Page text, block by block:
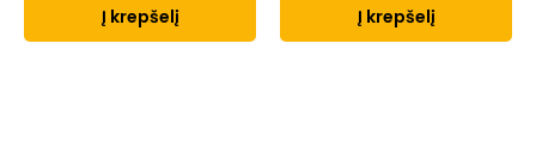
Į krepšelį Į krepšelį